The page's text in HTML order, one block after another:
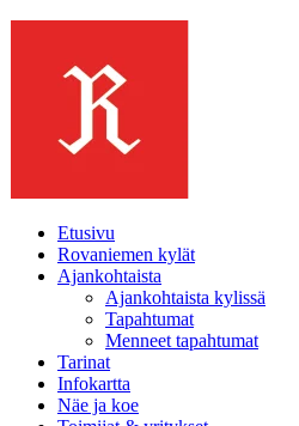
Etusivu
Rovaniemen kylät
Ajankohtaista
Ajankohtaista kylissä
Tapahtumat
Menneet tapahtumat
Tarinat
Infokartta
Näe ja koe